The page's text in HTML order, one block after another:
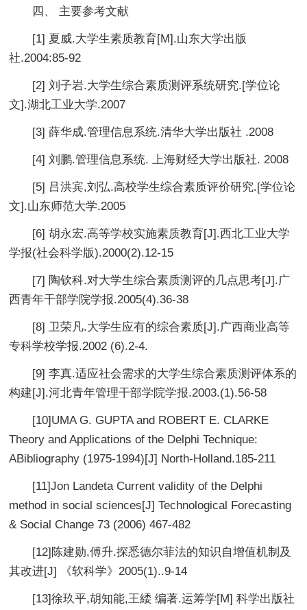
四、 主要参考文献
[1] 夏威.大学生素质教育[M].山东大学出版
社.2004:85-92
[2] 刘子岩.大学生综合素质测评系统研究.[学位论
文].湖北工业大学.2007
[3] 薛华成.管理信息系统.清华大学出版社 .2008
[4] 刘鹏.管理信息系统. 上海财经大学出版社. 2008
[5] 吕洪宾,刘弘.高校学生综合素质评价研究.[学位论
文].山东师范大学.2005
[6] 胡永宏.高等学校实施素质教育[J].西北工业大学
学报(社会科学版).2000(2).12-15
[7] 陶钦科.对大学生综合素质测评的几点思考[J].广
西青年干部学院学报.2005(4).36-38
[8] 卫荣凡.大学生应有的综合素质[J].广西商业高等
专科学校学报.2002 (6).2-4.
[9] 李真.适应社会需求的大学生综合素质测评体系的
构建[J].河北青年管理干部学院学报.2003.(1).56-58
[10]UMA G. GUPTA and ROBERT E. CLARKE
Theory and Applications of the Delphi Technique:
ABibliography (1975-1994)[J] North-Holland.185-211
[11]Jon Landeta Current validity of the Delphi
method in social sciences[J] Technological Forecasting
& Social Change 73 (2006) 467-482
[12]陈建勋,傅升.探悉德尔菲法的知识自增值机制及
其改进[J] 《软科学》2005(1)..9-14
[13]徐玖平,胡知能,王緌 编著.运筹学[M] 科学出版社